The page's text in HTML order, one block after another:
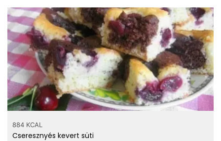
884 KCAL
Cseresznyés kevert süti